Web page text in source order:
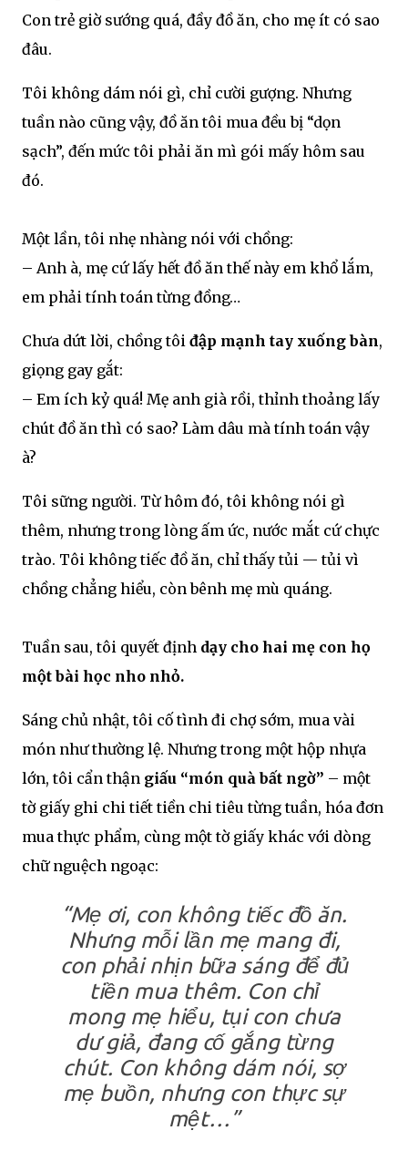
Con trẻ giờ sướng quá, đầy đồ ăn, cho mẹ ít có sao
đâu.
Tôi không dám nói gì, chỉ cười gượng. Nhưng
tuần nào cũng vậy, đồ ăn tôi mua đều bị “dọn
sạch”, đến mức tôi phải ăn mì gói mấy hôm sau
đó.
Một lần, tôi nhẹ nhàng nói với chồng:
– Anh à, mẹ cứ lấy hết đồ ăn thế này em khổ lắm,
em phải tính toán từng đồng…
Chưa dứt lời, chồng tôi đập mạnh tay xuống bàn,
giọng gay gắt:
– Em ích kỷ quá! Mẹ anh già rồi, thỉnh thoảng lấy
chút đồ ăn thì có sao? Làm dâu mà tính toán vậy
à?
Tôi sững người. Từ hôm đó, tôi không nói gì
thêm, nhưng trong lòng ấm ức, nước mắt cứ chực
trào. Tôi không tiếc đồ ăn, chỉ thấy tủi — tủi vì
chồng chẳng hiểu, còn bênh mẹ mù quáng.
Tuần sau, tôi quyết định dạy cho hai mẹ con họ
một bài học nho nhỏ.
Sáng chủ nhật, tôi cố tình đi chợ sớm, mua vài
món như thường lệ. Nhưng trong một hộp nhựa
lớn, tôi cẩn thận giấu “món quà bất ngờ” – một
tờ giấy ghi chi tiết tiền chi tiêu từng tuần, hóa đơn
mua thực phẩm, cùng một tờ giấy khác với dòng
chữ nguệch ngoạc:
“Mẹ ơi, con không tiếc đồ ăn.
Nhưng mỗi lần mẹ mang đi,
con phải nhịn bữa sáng để đủ
tiền mua thêm. Con chỉ
mong mẹ hiểu, tụi con chưa
dư giả, đang cố gắng từng
chút. Con không dám nói, sợ
mẹ buồn, nhưng con thực sự
mệt…”